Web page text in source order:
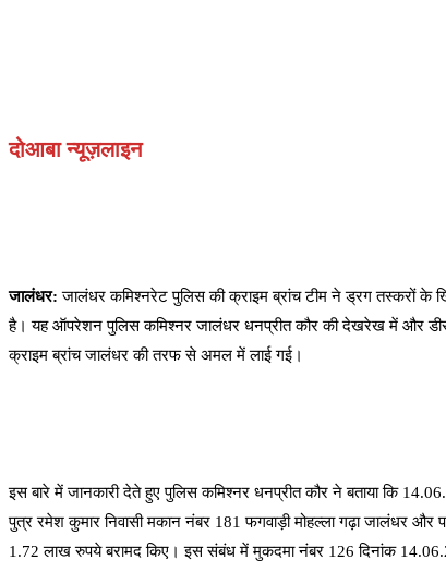
दोआबा न्यूज़लाइन
जालंधर:जालंधर कमिश्नरेट पुलिस की क्राइम ब्रांच टीम ने ड्रग तस्करों के
है। यह ऑपरेशन पुलिस कमिश्नर जालंधर धनप्रीत कौर की देखरेख में और
क्राइम ब्रांच जालंधर की तरफ से अमल में लाई गई।
इस बारे में जानकारी देते हुए पुलिस कमिश्नर धनप्रीत कौर ने बताया कि
पुत्र रमेश कुमार निवासी मकान नंबर 181 फगवाड़ी मोहल्ला गढ़ा जालंधर
1.72 लाख रुपये बरामद किए। इस संबंध में मुकदमा नंबर 126 दिनांक